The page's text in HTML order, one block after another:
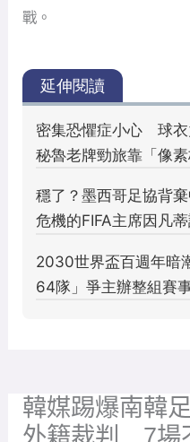
戰。
韓媒踢爆南韓
外籍裁判 7場